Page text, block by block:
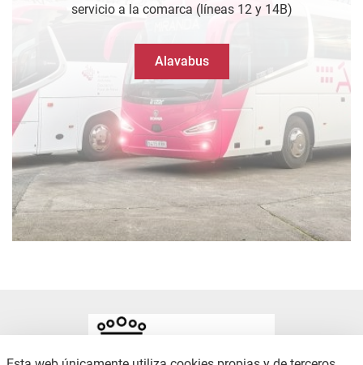
servicio a la comarca (líneas 12 y 14B)
Alavabus